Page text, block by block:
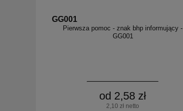
GG001
Pierwsza pomoc - znak bhp informujący -
GG001
od 2,58 zł
2,10 zł netto